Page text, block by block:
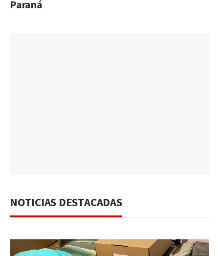
Paraná
NOTICIAS DESTACADAS